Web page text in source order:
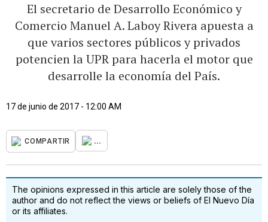
El secretario de Desarrollo Económico y
Comercio Manuel A. Laboy Rivera apuesta a
que varios sectores públicos y privados
potencien la UPR para hacerla el motor que
desarrolle la economía del País.
17 de junio de 2017 - 12:00 AM
COMPARTIR ...
The opinions expressed in this article are solely those of the
author and do not reflect the views or beliefs of El Nuevo Día
or its affiliates.